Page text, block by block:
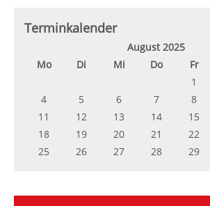
Terminkalender
August 2025
Montag Di enstagMittwochDonnerstag
Fr
1
4
5 6 7 8
11
12 13 14 15
18
19 20 21 22
25
26 27 28 29